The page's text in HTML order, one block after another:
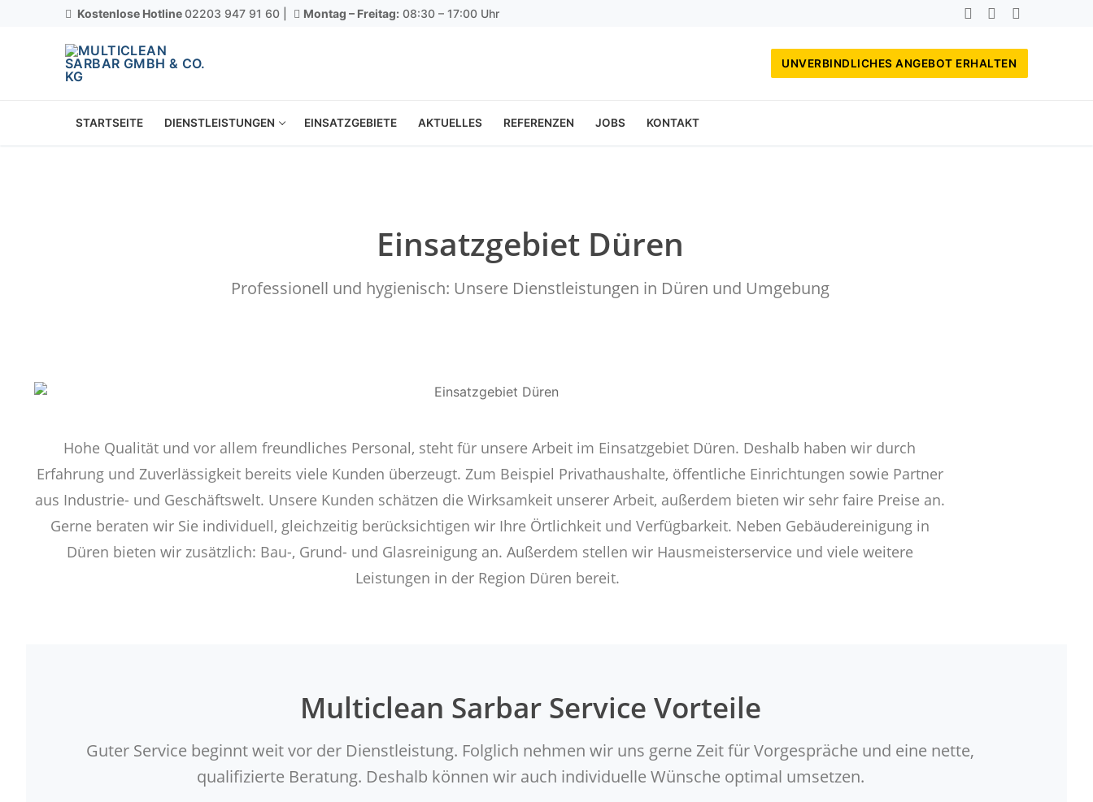
Kostenlose Hotline02203 947 91 60 | Montag – Freitag: 08:30 – 17:00 Uhr
UNVERBINDLICHES ANGEBOT ERHALTEN
STARTSEITE DIENSTLEISTUNGEN EINSATZGEBIETE AKTUELLES REFERENZEN JOBS KONTAKT
Einsatzgebiet Düren
Professionell und hygienisch: Unsere Dienstleistungen in Düren und Umgebung
Hohe Qualität und vor allem freundliches Personal, steht für unsere Arbeit im Einsatzgebiet Düren. Deshalb haben wir durch
Erfahrung und Zuverlässigkeit bereits viele Kunden überzeugt. Zum Beispiel Privathaushalte, öffentliche Einrichtungen sowie Partner
aus Industrie- und Geschäftswelt. Unsere Kunden schätzen die Wirksamkeit unserer Arbeit, außerdem bieten wir sehr faire Preise an.
Gerne beraten wir Sie individuell, gleichzeitig berücksichtigen wir Ihre Örtlichkeit und Verfügbarkeit. Neben Gebäudereinigung in
Düren bieten wir zusätzlich: Bau-, Grund- und Glasreinigung an. Außerdem stellen wir Hausmeisterservice und viele weitere
Leistungen in der Region Düren bereit.
Multiclean Sarbar Service Vorteile
Guter Service beginnt weit vor der Dienstleistung. Folglich nehmen wir uns gerne Zeit für Vorgespräche und eine nette,
qualifizierte Beratung. Deshalb können wir auch individuelle Wünsche optimal umsetzen.